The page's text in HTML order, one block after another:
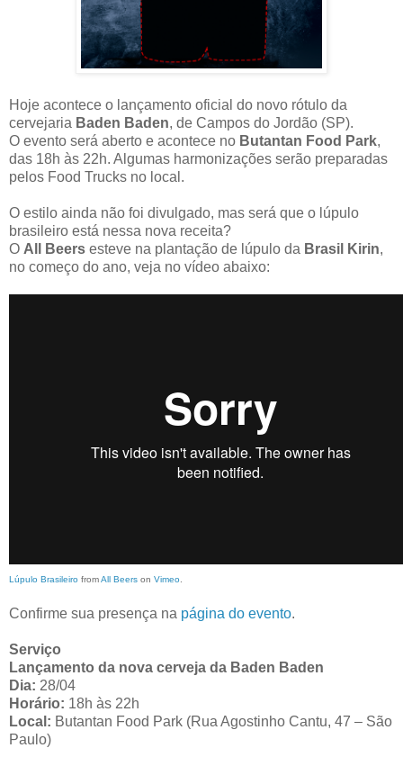
Hoje acontece o lançamento oficial do novo rótulo da
cervejaria Baden Baden, de Campos do Jordão (SP).
O evento será aberto e acontece no Butantan Food Park,
das 18h às 22h. Algumas harmonizações serão preparadas
pelos Food Trucks no local.
O estilo ainda não foi divulgado, mas será que o lúpulo
brasileiro está nessa nova receita?
O All Beers esteve na plantação de lúpulo da Brasil Kirin,
no começo do ano, veja no vídeo abaixo:
Lúpulo Brasileiro fromAll Beers on Vimeo
Confirme sua presença na página do evento.
Serviço
Lançamento da nova cerveja da Baden Baden
Dia: 28/04
Horário: 18h às 22h
Local: Butantan Food Park (Rua Agostinho Cantu, 47 – São
Paulo)